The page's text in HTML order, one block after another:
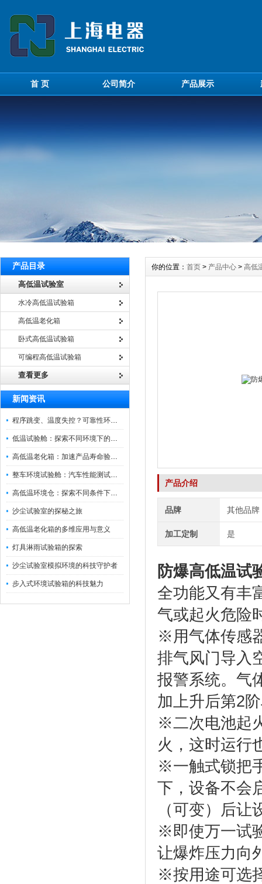
首 页 公司简介 产品展示
产品目录
高低温试验室
水冷高低温试验箱
高低温老化箱
卧式高低温试验箱
可编程高低温试验箱
查看更多
新闻资讯
程序跳变、温度失控？可靠性环境试验箱控制系统故障处理
低温试验舱：探索不同环境下的科技边界
高低温老化箱：加速产品寿命验证的可靠伙伴
整车环境试验舱：汽车性能测试的设备
高低温环境仓：探索不同条件下的科学奥秘
沙尘试验室的探秘之旅
高低温老化箱的多维应用与意义
灯具淋雨试验箱的探索
沙尘试验室模拟环境的科技守护者
步入式环境试验箱的科技魅力
你的位置： 首页 > 产品中心 > 高低
产品介绍
品牌 其他品牌
加工定制 是
防爆高低温试
全功能又有丰
气或起火危险
※用气体传感
排气风门导入
报警系统。气
加上升后第2
※二次电池起
火，这时运行
※一触式锁把
下，设备不会
（可变）后让
※即使万一试
让爆炸压力向
※按用途可选